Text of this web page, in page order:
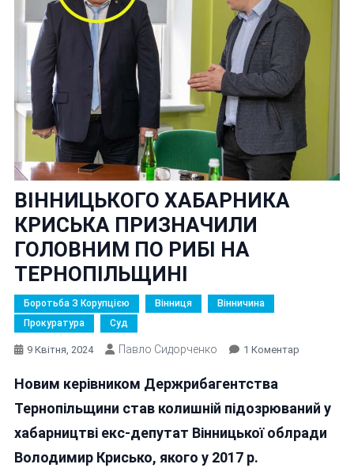
ВІННИЦЬКОГО ХАБАРНИКА
КРИСЬКА ПРИЗНАЧИЛИ
ГОЛОВНИМ ПО РИБІ НА
ТЕРНОПІЛЬЩИНІ
Боротьба З Корупцією Вінниця
Вінничина
Прокуратура
Суд
9 Квітня, 2024 Павло Сидорченко 1 КоментарДо
КРИСЬКА
ГОЛОВНИМ
Новим керівником Держрибагентства
Тернопільщини став колишній підозрюваний у
хабарництві екс-депутат Вінницької облради
Володимир Крисько, якого у 2017 р.